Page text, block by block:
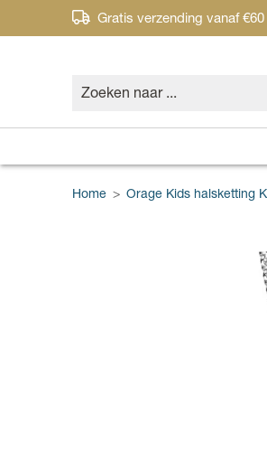
Gratis verzending vanaf €60
Home > Orage Kids halsketting